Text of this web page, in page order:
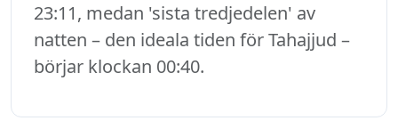
23:11, medan 'sista tredjedelen' av
natten – den ideala tiden för Tahajjud –
börjar klockan 00:40.